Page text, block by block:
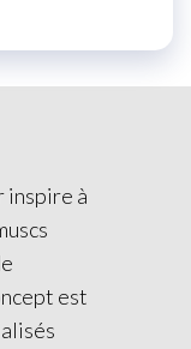
inspire à
est